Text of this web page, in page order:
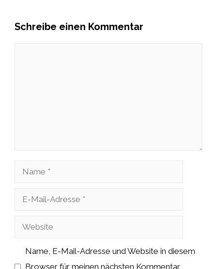
Schreibe einen Kommentar
Name
Adresse
Website
Name, E-Mail-Adresse und Website in diesem
Browser für meinen nächsten Kommentar